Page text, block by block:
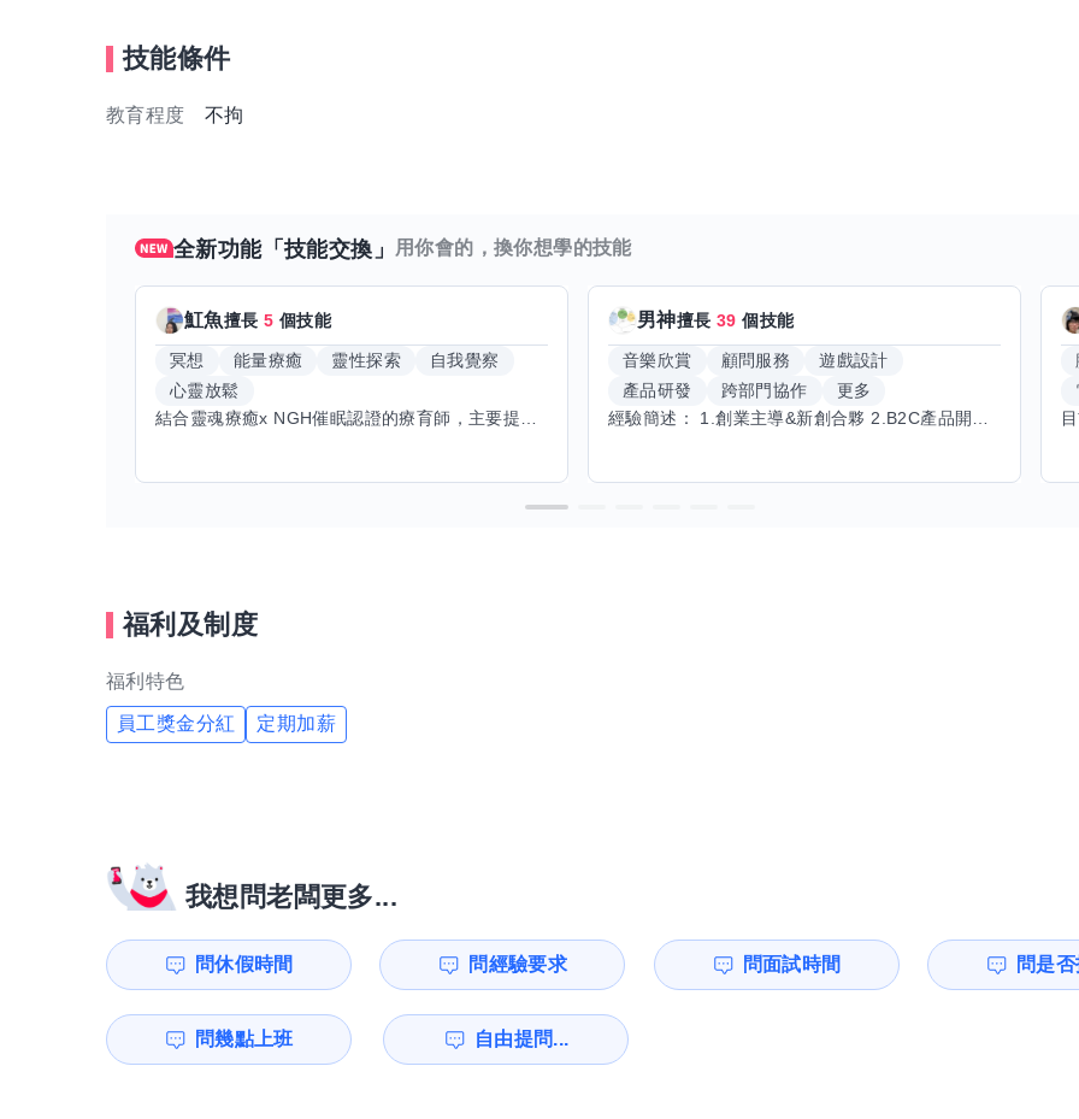
技能條件
教育程度 不拘
全新功能「技能交換」 用你會的，換你想學的技能
魟魚擅長5 個技能
冥想 能量療癒 靈性探索
自我覺察
心靈放鬆
結合靈魂療癒x NGH催眠認證的療育師，主要提供潛意識探索和靈魂導向的催眠療育。你會全程100%清醒跟我對話。
男神擅長39 個技能
音樂欣賞 顧問服務
遊戲設計
產品研發
跨部門協作
更多
經驗簡述： 1.創業主導&新創合夥 2.B2C產品開發運營一條龍 3.AI應用開發與量化研究新創 標籤話題都可以聊，開放交流 找尋共同創業機會，亦歡迎新創收編
福利及制度
福利特色
員工獎金分紅 定期加薪
我想問老闆更多...
問休假時間 問經驗要求 問面試時間 問是
問幾點上班 自由提問...